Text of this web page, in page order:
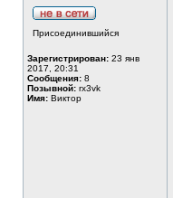
Присоединившийся
Зарегистрирован: 23 янв
2017, 20:31
Сообщения: 8
Позывной: rx3vk
Имя: Виктор